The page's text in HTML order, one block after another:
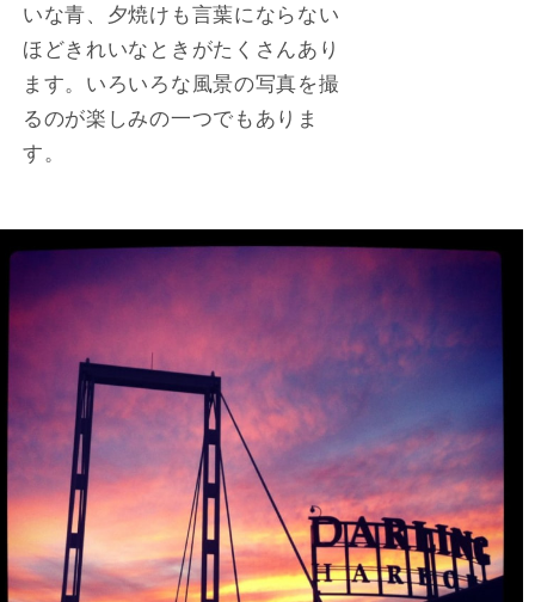
いな青、夕焼けも言葉にならない
ほどきれいなときがたくさんあり
ます。いろいろな風景の写真を撮
るのが楽しみの一つでもありま
す。